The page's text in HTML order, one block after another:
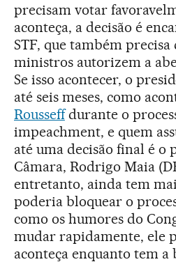
precisam votar
aconteça, a decisão é
STF, que também
ministros autorizem a
Se isso acontecer, o
até seis meses, como
Rousseffdurante o
impeachment, e quem
até uma decisão final é o
Câmara, Rodrigo Maia
entretanto, ainda tem
poderia bloquear o
como os humores do
mudar rapidamente, ele
aconteça enquanto tem a